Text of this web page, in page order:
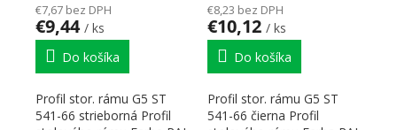
€7,67 bez DPH
€9,44 / ks
Do košíka
Profil stor. rámu G5 ST
541-66 strieborná Profil
€8,23 bez DPH
€10,12 / ks
Do košíka
Profil stor. rámu G5 ST
541-66 čierna Profil